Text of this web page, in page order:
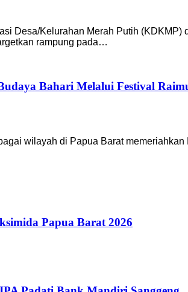
Desa/Kelurahan Merah Putih
rampung pada…
Bahari Melalui Festival
wilayah di Papua Barat
Papua Barat 2026